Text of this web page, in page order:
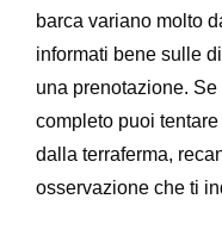
barca variano molto
informati bene sulle
una prenotazione. Se
completo puoi
dalla terraferma,
osservazione che ti